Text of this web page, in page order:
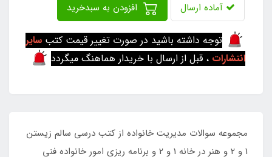
آماده ارسال
توجه داشته باشید در صورت تغییر قیمت کتب سایر
انتشارات ، قبل از ارسال با خریدار هماهنگ میگردد
مجموعه سوالات مدیریت خانواده از کتب درسی سالم زیستن
1 و 2 و هنر در خانه 1 و 2 و برنامه ریزی امور خانواده فنی